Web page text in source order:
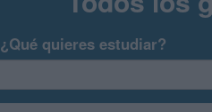
¿Qué quieres estudiar?